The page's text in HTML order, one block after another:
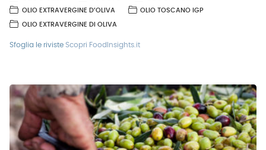
OLIO EXTRAVERGINE D’OLIVA OLIO TOSCANO IGP
OLIO EXTRAVERGINE DI OLIVA
Sfoglia le riviste Scopri FoodInsights.it